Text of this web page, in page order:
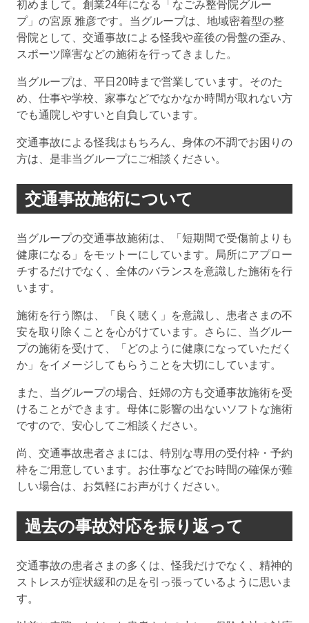
初めまして。創業24年になる「なごみ整骨院グルー
プ」の宮原 雅彦です。当グループは、地域密着型の整
骨院として、交通事故による怪我や産後の骨盤の歪み、
スポーツ障害などの施術を行ってきました。
当グループは、平日20時まで営業しています。そのた
め、仕事や学校、家事などでなかなか時間が取れない方
でも通院しやすいと自負しています。
交通事故による怪我はもちろん、身体の不調でお困りの
方は、是非当グループにご相談ください。
交通事故施術について
当グループの交通事故施術は、「短期間で受傷前よりも
健康になる」をモットーにしています。局所にアプロー
チするだけでなく、全体のバランスを意識した施術を行
います。
施術を行う際は、「良く聴く」を意識し、患者さまの不
安を取り除くことを心がけています。さらに、当グルー
プの施術を受けて、「どのように健康になっていただく
か」をイメージしてもらうことを大切にしています。
また、当グループの場合、妊婦の方も交通事故施術を受
けることができます。母体に影響の出ないソフトな施術
ですので、安心してご相談ください。
尚、交通事故患者さまには、特別な専用の受付枠・予約
枠をご用意しています。お仕事などでお時間の確保が難
しい場合は、お気軽にお声がけください。
過去の事故対応を振り返って
交通事故の患者さまの多くは、怪我だけでなく、精神的
ストレスが症状緩和の足を引っ張っているように思いま
す。